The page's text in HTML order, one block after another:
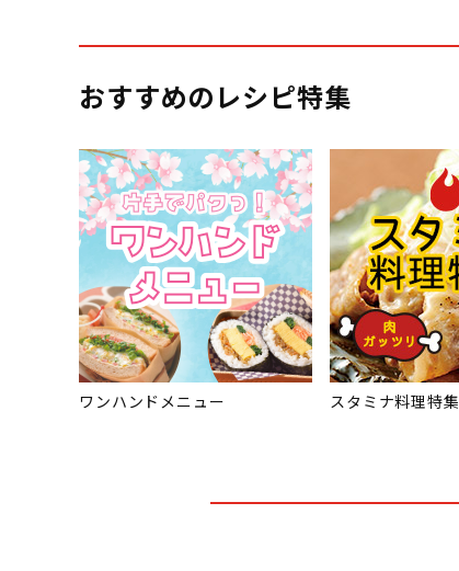
おすすめのレシピ特集
ワンハンドメニュー スタミナ料理特集